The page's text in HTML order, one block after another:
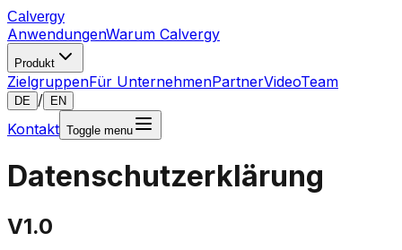
Calvergy
AnwendungenWarum Calvergy
Produkt
ZielgruppenFür UnternehmenPartnerVideoTeam
DE / EN
Kontakt Toggle menu
Datenschutzerklärung
V1.0